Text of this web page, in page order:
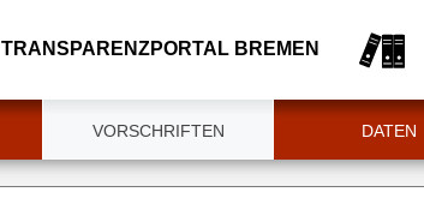
TRANSPARENZPORTAL BREMEN
VORSCHRIFTEN DATEN